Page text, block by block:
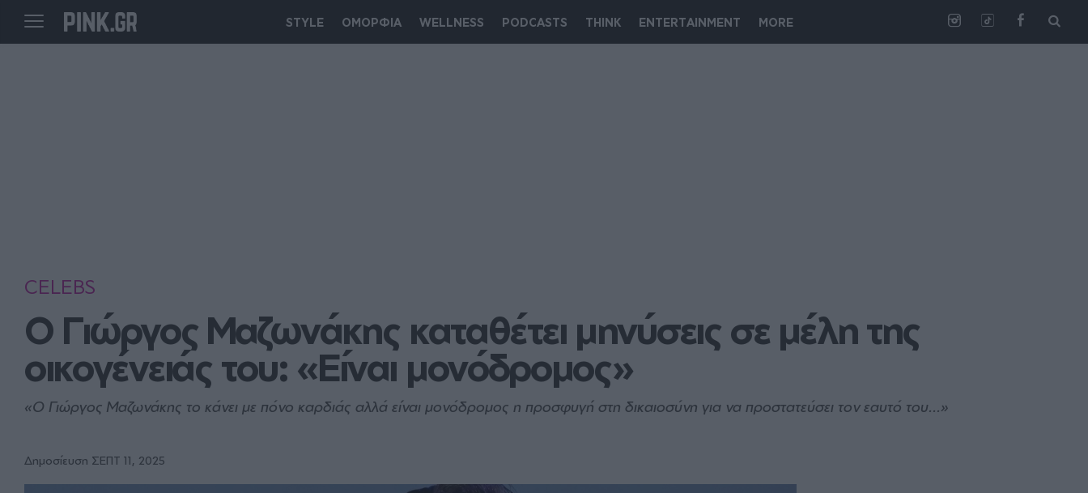
STYLE ΟΜΟΡΦΙΑ WELLNESS PODCASTS THINK ENTERTAINMENT MORE
CELEBS
Ο Γιώργος Μαζωνάκης καταθέτει μηνύσεις σε μέλη της
οικογένειάς του: «Είναι μονόδρομος»
«Ο Γιώργος Μαζωνάκης το κάνει με πόνο καρδιάς αλλά είναι μονόδρομος η προσφυγή στη δικαιοσύνη για να προστατεύσει τον εαυτό του...»
Δημοσίευση ΣΕΠΤ 11, 2025